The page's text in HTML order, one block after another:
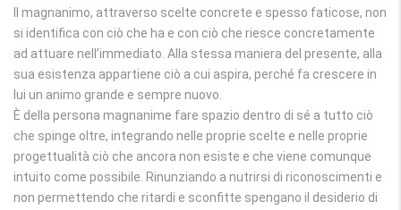
Il magnanimo, attraverso scelte concrete e spesso faticose, non
si identifica con ciò che ha e con ciò che riesce concretamente
ad attuare nell’immediato. Alla stessa maniera del presente, alla
sua esistenza appartiene ciò a cui aspira, perché fa crescere in
lui un animo grande e sempre nuovo.
È della persona magnanime fare spazio dentro di sé a tutto ciò
che spinge oltre, integrando nelle proprie scelte e nelle proprie
progettualità ciò che ancora non esiste e che viene comunque
intuito come possibile. Rinunziando a nutrirsi di riconoscimenti e
non permettendo che ritardi e sconfitte spengano il desiderio di